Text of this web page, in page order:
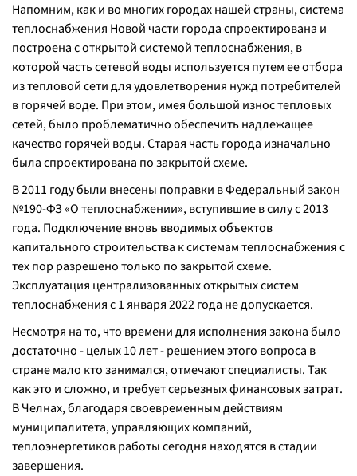
Напомним, как и во многих городах нашей страны, система
теплоснабжения Новой части города спроектирована и
построена с открытой системой теплоснабжения, в
которой часть сетевой воды используется путем ее отбора
из тепловой сети для удовлетворения нужд потребителей
в горячей воде. При этом, имея большой износ тепловых
сетей, было проблематично обеспечить надлежащее
качество горячей воды. Старая часть города изначально
была спроектирована по закрытой схеме.
В 2011 году были внесены поправки в Федеральный закон
№190-ФЗ «О теплоснабжении», вступившие в силу с 2013
года. Подключение вновь вводимых объектов
капитального строительства к системам теплоснабжения с
тех пор разрешено только по закрытой схеме.
Эксплуатация централизованных открытых систем
теплоснабжения с 1 января 2022 года не допускается.
Несмотря на то, что времени для исполнения закона было
достаточно - целых 10 лет - решением этого вопроса в
стране мало кто занимался, отмечают специалисты. Так
как это и сложно, и требует серьезных финансовых затрат.
В Челнах, благодаря своевременным действиям
муниципалитета, управляющих компаний,
теплоэнергетиков работы сегодня находятся в стадии
завершения.